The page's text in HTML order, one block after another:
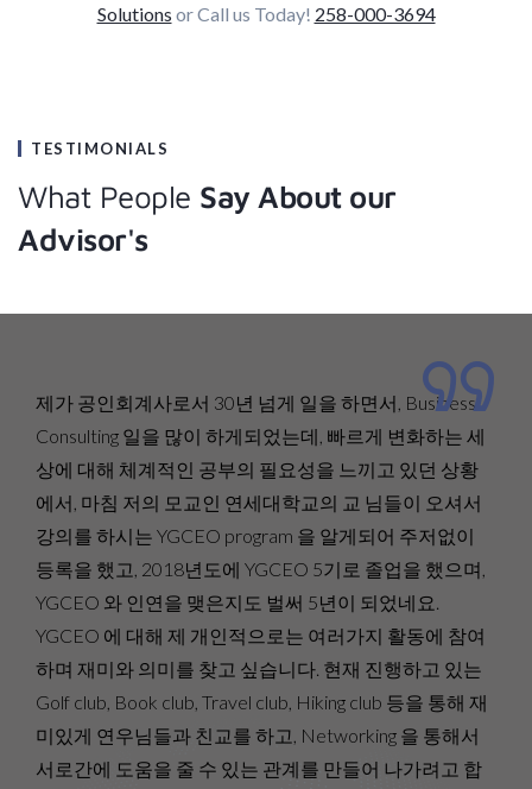
Solutions or Call us Today! 258-000-3694
TESTIMONIALS
What People Say About our
Advisor's
제가 공인회계사로서 30년 넘게 일을 하면서, Business
Consulting 일을 많이 하게되었는데, 빠르게 변화하는 세
상에 대해 체계적인 공부의 필요성을 느끼고 있던 상황
에서, 마침 저의 모교인 연세대학교의 교 님들이 오셔서
강의를 하시는 YGCEO program 을 알게되어 주저없이
등록을 했고, 2018년도에 YGCEO 5기로 졸업을 했으며,
YGCEO 와 인연을 맺은지도 벌써 5년이 되었네요.
YGCEO 에 대해 제 개인적으로는 여러가지 활동에 참여
하며 재미와 의미를 찾고 싶습니다. 현재 진행하고 있는
Golf club, Book club, Travel club, Hiking club 등을 통해 재
미있게 연우님들과 친교를 하고, Networking 을 통해서
서로간에 도움을 줄 수 있는 관계를 만들어 나가려고 합